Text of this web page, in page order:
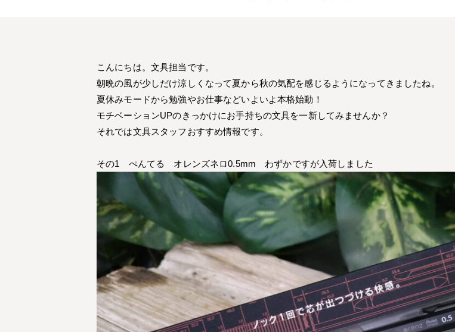
こんにちは。文具担当です。
朝晩の風が少しだけ涼しくなって夏から秋の気配を感じるようになってきましたね。
夏休みモードから勉強やお仕事などいよいよ本格始動！
モチベーションUPのきっかけにお手持ちの文具を一新してみませんか？
それでは文具スタッフおすすめ情報です。
その1 ぺんてる オレンズネロ0.5mm わずかですが入荷しました